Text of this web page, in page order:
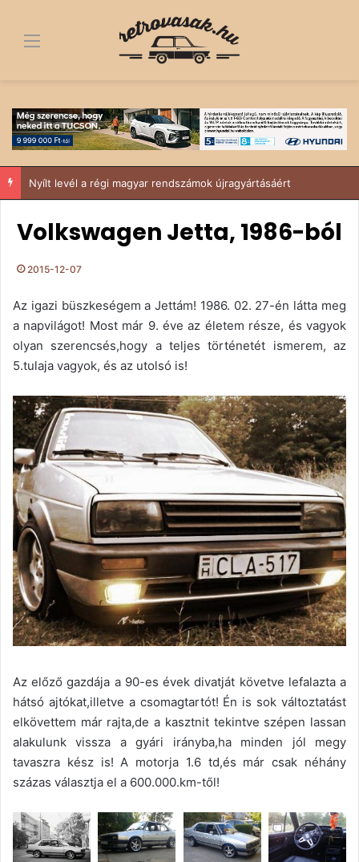
Menü
Nyílt levél a régi magyar rendszámok újragyártásáért
Volkswagen Jetta, 1986-ból
2015-12-07
Az igazi büszkeségem a Jettám! 1986. 02. 27-én látta meg
a napvilágot! Most már 9. éve az életem része, és vagyok
olyan szerencsés,hogy a teljes történetét ismerem, az
5.tulaja vagyok, és az utolsó is!
Az előző gazdája a 90-es évek divatját követve lefalazta a
hátsó ajtókat,illetve a csomagtartót! Én is sok változtatást
elkövettem már rajta,de a kasztnit tekintve szépen lassan
alakulunk vissza a gyári irányba,ha minden jól megy
tavaszra kész is! A motorja 1.6 td,és már csak néhány
százas választja el a 600.000.km-től!